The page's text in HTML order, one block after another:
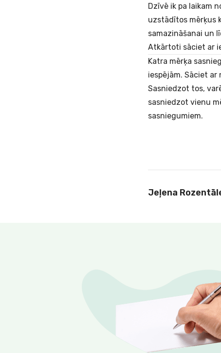
Dzīvē ik pa laikam
uzstādītos mērķus
samazināšanai un
Atkārtoti sāciet ar
Katra mērķa
iespējām. Sāciet ar
Sasniedzot tos,
sasniedzot vienu
sasniegumiem.
Jeļena